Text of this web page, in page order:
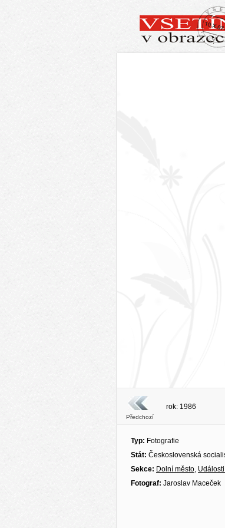
Předchozí
rok: 1986
Typ: Fotografie
Stát: Československá
Sekce: Dolní město,
Fotograf: Jaroslav Maceček